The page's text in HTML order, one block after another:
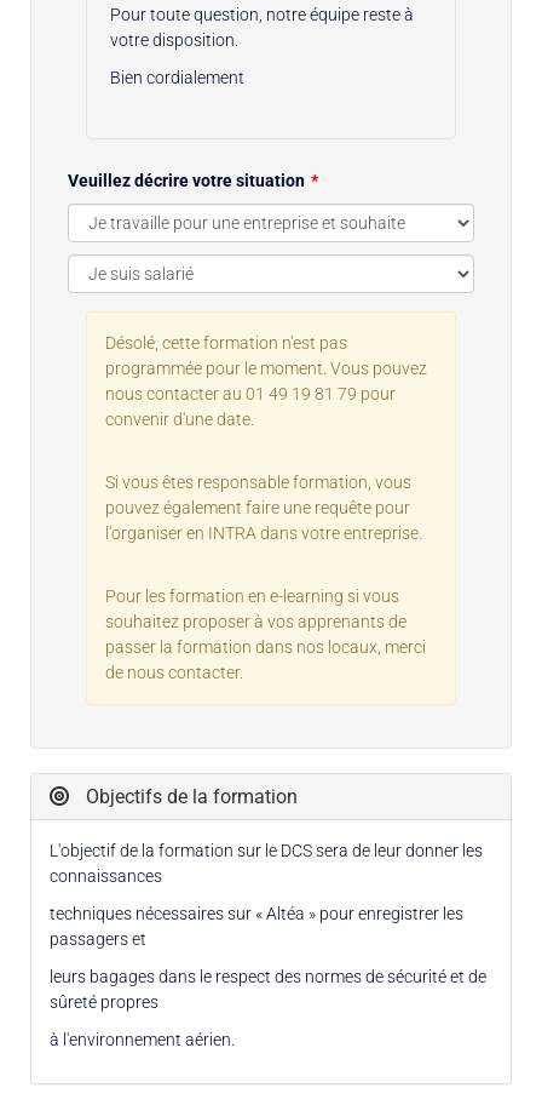
Pour toute question, notre équipe reste à
votre disposition.
Bien cordialement
Veuillez décrire votre situation
Désolé, cette formation n'est pas
programmée pour le moment. Vous pouvez
nous contacter au 01 49 19 81 79 pour
convenir d'une date.
Si vous êtes responsable formation, vous
pouvez également faire une requête pour
l'organiser en INTRA dans votre entreprise.
Pour les formation en e-learning si vous
souhaitez proposer à vos apprenants de
passer la formation dans nos locaux, merci
de nous contacter.
Objectifs de la formation
L'objectif de la formation sur le DCS sera de leur donner les
connaissances
techniques nécessaires sur « Altéa » pour enregistrer les
passagers et
leurs bagages dans le respect des normes de sécurité et de
sûreté propres
à l'environnement aérien.